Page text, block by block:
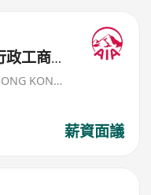
工商管
IANG) AIA International Limited（AIA HONG KONG）
薪資面議